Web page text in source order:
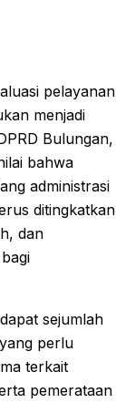
pelayanan
menjadi
Bulungan,
bahwa
administrasi
ditingkatkan
dan
sejumlah
perlu
terkait
pemerataan